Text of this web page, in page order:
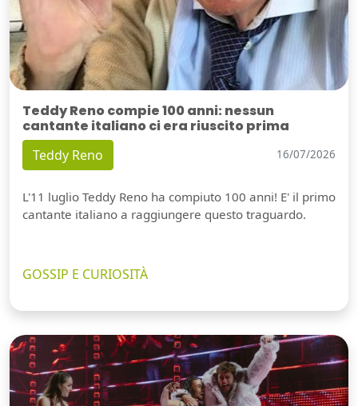
Teddy Reno compie 100 anni: nessun
cantante italiano ci era riuscito prima
Teddy Reno 16/07/2026
L'11 luglio Teddy Reno ha compiuto 100 anni! E' il primo
cantante italiano a raggiungere questo traguardo.
GOSSIP E CURIOSITÀ